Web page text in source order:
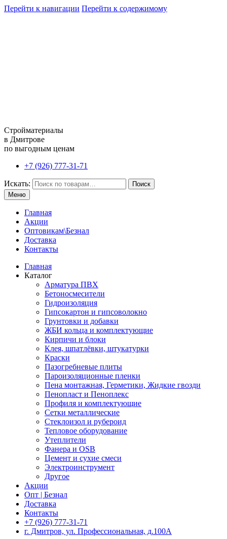
Перейти к навигации Перейти к содержимому
Стройматериалы
в Дмитрове
по выгодным ценам
+7 (926) 777-31-71
Искать:
Поиск
Меню
Главная
Акции
Оптовикам\Безнал
Доставка
Контакты
Главная
Каталог
Арматура ПВХ
Бетоносмесители
Гидроизоляция
Гипсокартон и гипсоволокно
Грунтовки и добавки
ЖБИ кольца и комплектующие
Кирпичи и блоки
Клея, шпатлёвки, штукатурки
Краски
Пазогребневые плиты
Пароизоляционные пленки
Пена монтажная, Герметики, Жидкие гвозди
Пенопласт и Пеноплекс
Профиля и комплектующие
Сетки металлические
Стеклоизол и рубероид
Тепловое оборудование
Утеплители
Фанера и OSB
Цемент и сухие смеси
Электроинструмент
Другое
Акции
Опт | Безнал
Доставка
Контакты
+7 (926) 777-31-71
г. Дмитров, ул. Профессиональная, д.100А